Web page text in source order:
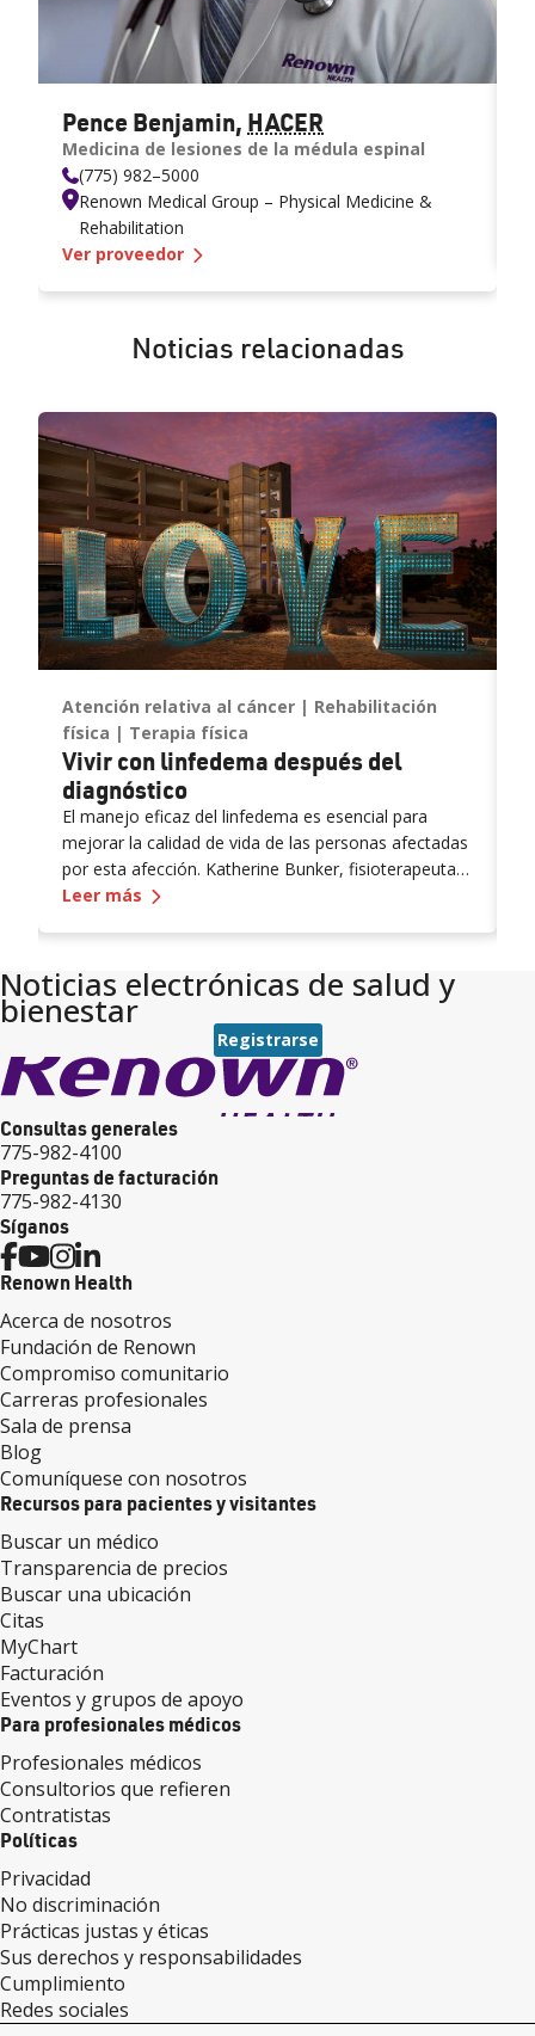
Pence Benjamin, HACER
Medicina de lesiones de la médula espinal
(775) 982–5000
Renown Medical Group – Physical Medicine &
Rehabilitation
Ver proveedor —
Noticias relacionadas
montañas
Atención relativa al cáncer
Rehabilitación
física
Terapia física
Vivir con linfedema después del
diagnóstico
El manejo eficaz del linfedema es esencial para
mejorar la calidad de vida de las personas afectadas
por esta afección. Katherine Bunker, fisioterapeuta y
terapeuta certificada de linfedema (PT, DPT, CLT) de
tratamiento del linfedema.
Leer más —
Noticias electrónicas de salud y
bienestar
Registrarse
Consultas generales
775-982-4100
Preguntas de facturación
775-982-4130
Síganos
Renown Health
Acerca de nosotros
Fundación de Renown
Compromiso comunitario
Carreras profesionales
Sala de prensa
Blog
Comuníquese con nosotros
Recursos para pacientes y visitantes
Buscar un médico
Transparencia de precios
Buscar una ubicación
Citas
MyChart
Facturación
Eventos y grupos de apoyo
Para profesionales médicos
Profesionales médicos
Consultorios que refieren
Contratistas
Políticas
Privacidad
No discriminación
Prácticas justas y éticas
Sus derechos y responsabilidades
Cumplimiento
Redes sociales